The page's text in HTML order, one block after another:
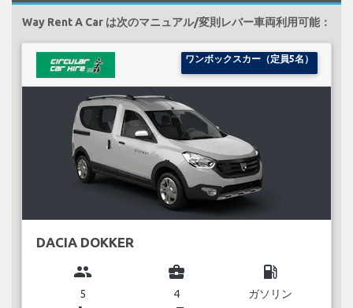
Way Rent A Car は次のマニュアル/変則レバー車両利用可能：
ワンボックスカー（定員5名）
DACIA DOKKER
group
5
business_center
4
local_gas_station
ガソリン